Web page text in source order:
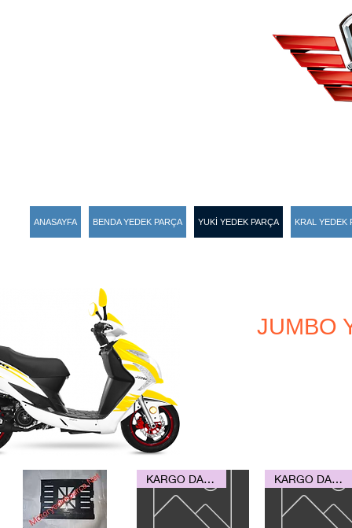
ANASAYFA BENDA YEDEK PARÇA YUKİ YEDEK PARÇA KRAL YEDEK
JUMBO
KARGO DAHİL KARGO DAHİL